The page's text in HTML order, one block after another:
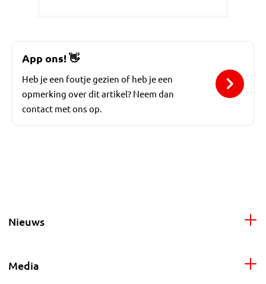
App ons!👋
Heb je een foutje gezien of heb je een
opmerking over dit artikel? Neem dan
contact met ons op.
Nieuws
Media